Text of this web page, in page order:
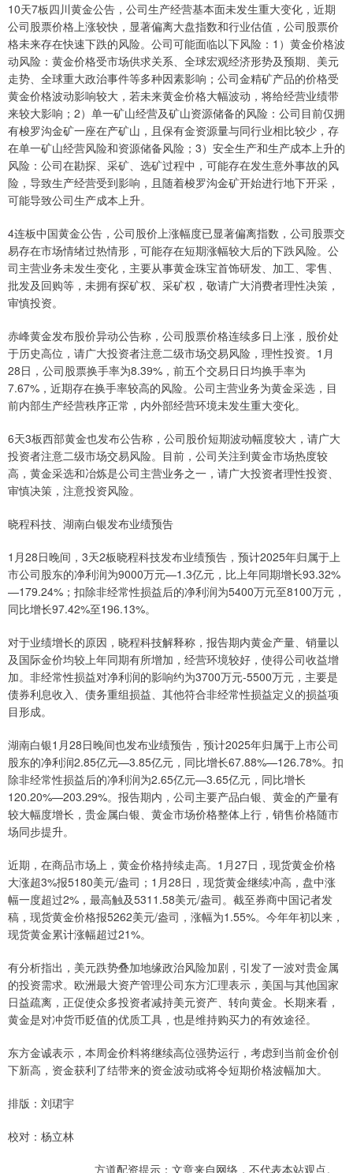
10天7板四川黄金公告，公司生产经营基本面未发生重大变化，近期
公司股票价格上涨较快，显著偏离大盘指数和行业估值，公司股票价
格未来存在快速下跌的风险。公司可能面临以下风险：1）黄金价格波
动风险：黄金价格受市场供求关系、全球宏观经济形势及预期、美元
走势、全球重大政治事件等多种因素影响；公司金精矿产品的价格受
黄金价格波动影响较大，若未来黄金价格大幅波动，将给经营业绩带
来较大影响；2）单一矿山经营及矿山资源储备的风险：公司目前仅拥
有梭罗沟金矿一座在产矿山，且保有金资源量与同行业相比较少，存
在单一矿山经营风险和资源储备风险；3）安全生产和生产成本上升的
风险：公司在勘探、采矿、选矿过程中，可能存在发生意外事故的风
险，导致生产经营受到影响，且随着梭罗沟金矿开始进行地下开采，
可能导致公司生产成本上升。
4连板中国黄金公告，公司股价上涨幅度已显著偏离指数，公司股票交
易存在市场情绪过热情形，可能存在短期涨幅较大后的下跌风险。公
司主营业务未发生变化，主要从事黄金珠宝首饰研发、加工、零售、
批发及回购等，未拥有探矿权、采矿权，敬请广大消费者理性决策，
审慎投资。
赤峰黄金发布股价异动公告称，公司股票价格连续多日上涨，股价处
于历史高位，请广大投资者注意二级市场交易风险，理性投资。1月
28日，公司股票换手率为8.39%，前五个交易日日均换手率为
7.67%，近期存在换手率较高的风险。公司主营业务为黄金采选，目
前内部生产经营秩序正常，内外部经营环境未发生重大变化。
6天3板西部黄金也发布公告称，公司股价短期波动幅度较大，请广大
投资者注意二级市场交易风险。目前，公司关注到黄金市场热度较
高，黄金采选和冶炼是公司主营业务之一，请广大投资者理性投资、
审慎决策，注意投资风险。
晓程科技、湖南白银发布业绩预告
1月28日晚间，3天2板晓程科技发布业绩预告，预计2025年归属于上
市公司股东的净利润为9000万元—1.3亿元，比上年同期增长93.32%
—179.24%；扣除非经常性损益后的净利润为5400万元至8100万元，
同比增长97.42%至196.13%。
对于业绩增长的原因，晓程科技解释称，报告期内黄金产量、销量以
及国际金价均较上年同期有所增加，经营环境较好，使得公司收益增
加。非经常性损益对净利润的影响约为3700万元-5500万元，主要是
债券利息收入、债务重组损益、其他符合非经常性损益定义的损益项
目形成。
湖南白银1月28日晚间也发布业绩预告，预计2025年归属于上市公司
股东的净利润2.85亿元—3.85亿元，同比增长67.88%—126.78%。扣
除非经常性损益后的净利润为2.65亿元—3.65亿元，同比增长
120.20%—203.29%。报告期内，公司主要产品白银、黄金的产量有
较大幅度增长，贵金属白银、黄金市场价格整体上行，销售价格随市
场同步提升。
近期，在商品市场上，黄金价格持续走高。1月27日，现货黄金价格
大涨超3%报5180美元/盎司；1月28日，现货黄金继续冲高，盘中涨
幅一度超过2%，最高触及5311.58美元/盎司。截至券商中国记者发
稿，现货黄金价格报5262美元/盎司，涨幅为1.55%。今年年初以来，
现货黄金累计涨幅超过21%。
有分析指出，美元跌势叠加地缘政治风险加剧，引发了一波对贵金属
的投资需求。欧洲最大资产管理公司东方汇理表示，美国与其他国家
日益疏离，正促使众多投资者减持美元资产、转向黄金。长期来看，
黄金是对冲货币贬值的优质工具，也是维持购买力的有效途径。
东方金诚表示，本周金价料将继续高位强势运行，考虑到当前金价创
下新高，资金获利了结带来的资金波动或将令短期价格波幅加大。
排版：刘珺宇
校对：杨立林
方道配资提示：文章来自网络，不代表本站观点。